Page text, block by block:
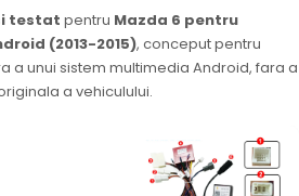
testat pentru Mazda 6 pentru
(2013-2015), conceput pentru
a unui sistem multimedia Android, fara a
a vehiculului.